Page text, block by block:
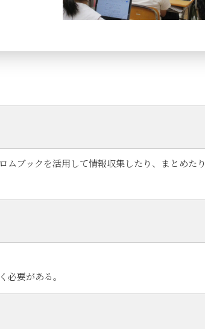
ムブックを活用して情報収集したり、まとめた
要がある。